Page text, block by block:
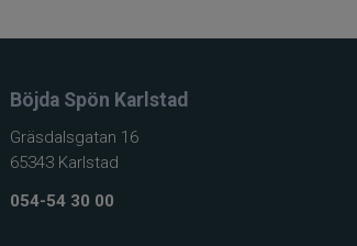
Böjda Spön Karlstad
Gräsdalsgatan 16
65343 Karlstad
054-54 30 00